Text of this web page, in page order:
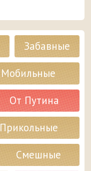
Забавные
Мобильные
От Путина
Прикольные
Смешные